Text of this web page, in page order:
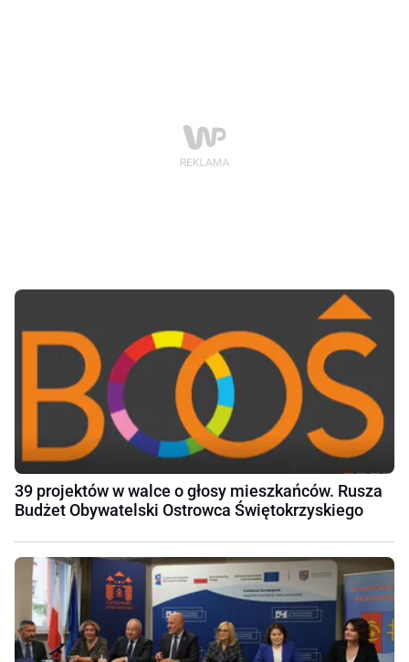
39 projektów w walce o głosy mieszkańców. Rusza
Budżet Obywatelski Ostrowca Świętokrzyskiego